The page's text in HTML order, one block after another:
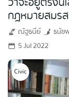
กฎหมายสมรส
ณัฐธนีย์
ธนัช
5 Jul 2022
Civic
Education